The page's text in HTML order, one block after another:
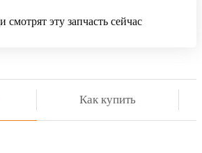
смотрят эту запчасть сейчас
Как купить